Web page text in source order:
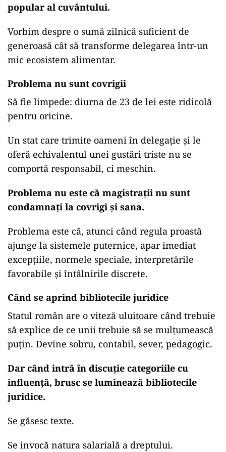
popular al cuvântului.
Vorbim despre o sumă zilnică suficient de
generoasă cât să transforme delegarea într-un
mic ecosistem alimentar.
Problema nu sunt covrigii
Să fie limpede: diurna de 23 de lei este ridicolă
pentru oricine.
Un stat care trimite oameni în delegație și le
oferă echivalentul unei gustări triste nu se
comportă responsabil, ci meschin.
Problema nu este că magistrații nu sunt
condamnați la covrigi și sana.
Problema este că, atunci când regula proastă
ajunge la sistemele puternice, apar imediat
excepțiile, normele speciale, interpretările
favorabile și întâlnirile discrete.
Când se aprind bibliotecile juridice
Statul român are o viteză uluitoare când trebuie
să explice de ce unii trebuie să se mulțumească
puțin. Devine sobru, contabil, sever, pedagogic.
Dar când intră în discuție categoriile cu
influență, brusc se luminează bibliotecile
juridice.
Se găsesc texte.
Se invocă natura salarială a dreptului.